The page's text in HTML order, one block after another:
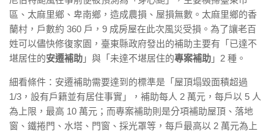
區、太麻里鄉、卑南鄉，造成農損、屋損無數。太麻里鄉的香
蘭村，戶數約 360 戶，9 成房屋在此次風災受損。為了讓老百
姓可以儘快修復家園，臺東縣政府發出的補助主要有「已達不
堪居住的安遷補助 」與「未達不堪居住的專案補助 」2 種。
細看條件：安遷補助需要達到的標準是「屋頂塌毀面積超過
1/3，設有戶籍並有居住事實」，補助每人 2 萬元，每戶以 5 人
為上限，最高 10 萬元；而專案補助則是分項補助屋頂、落地
窗、鐵捲門、水塔、門窗、採光罩等，每戶最高以 2 萬元為上